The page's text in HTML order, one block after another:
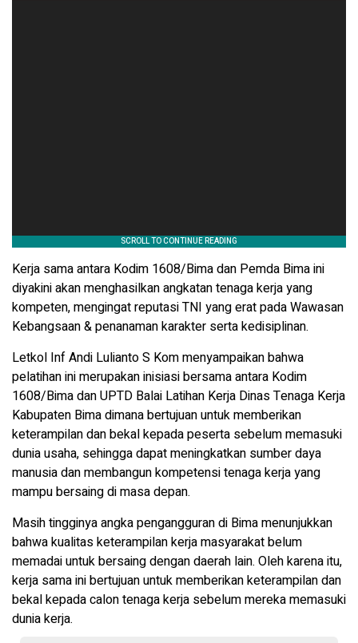
Kerja sama antara Kodim 1608/Bima dan Pemda Bima ini
diyakini akan menghasilkan angkatan tenaga kerja yang
kompeten, mengingat reputasi TNI yang erat pada Wawasan
Kebangsaan & penanaman karakter serta kedisiplinan.
Letkol Inf Andi Lulianto S Kom menyampaikan bahwa
pelatihan ini merupakan inisiasi bersama antara Kodim
1608/Bima dan UPTD Balai Latihan Kerja Dinas Tenaga Kerja
Kabupaten Bima dimana bertujuan untuk memberikan
keterampilan dan bekal kepada peserta sebelum memasuki
dunia usaha, sehingga dapat meningkatkan sumber daya
manusia dan membangun kompetensi tenaga kerja yang
mampu bersaing di masa depan.
Masih tingginya angka pengangguran di Bima menunjukkan
bahwa kualitas keterampilan kerja masyarakat belum
memadai untuk bersaing dengan daerah lain. Oleh karena itu,
kerja sama ini bertujuan untuk memberikan keterampilan dan
bekal kepada calon tenaga kerja sebelum mereka memasuki
dunia kerja.